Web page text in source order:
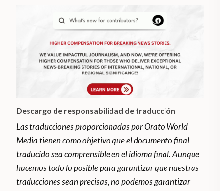
Descargo de responsabilidad de traducción
Las traducciones proporcionadas por Orato World
Media tienen como objetivo que el documento final
traducido sea comprensible en el idioma final. Aunque
hacemos todo lo posible para garantizar que nuestras
traducciones sean precisas, no podemos garantizar